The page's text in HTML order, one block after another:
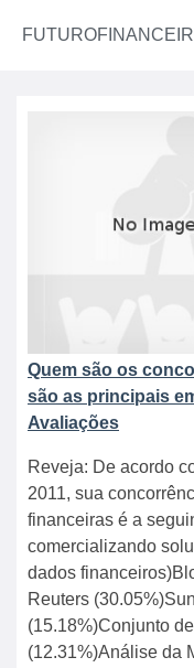
Quem são os
são as principais
Avaliações
Reveja: De acordo
2011, sua
financeiras é a
comercializando
dados
Reuters
(15.18%)Conjunto
(12.31%)Análise da